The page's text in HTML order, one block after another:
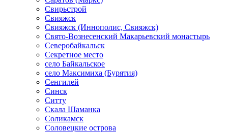
Свирьстрой
Свияжск
Свияжск (Иннополис, Свияжск)
Свято-Вознесенский Макарьевский монастырь
Северобайкальск
Секретное место
село Байкальское
село Максимиха (Бурятия)
Сенгилей
Синск
Ситту
Скала Шаманка
Соликамск
Соловецкие острова